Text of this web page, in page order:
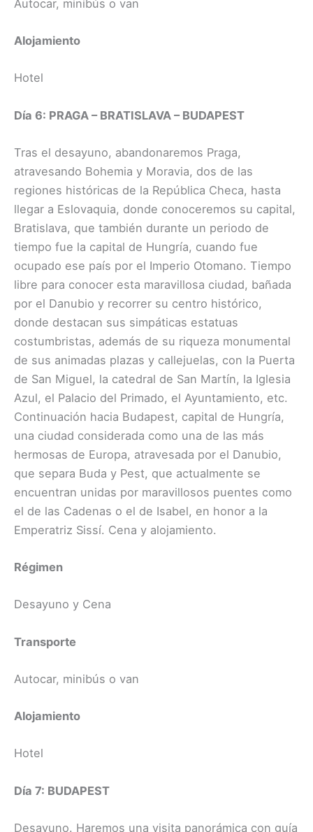
Autocar, minibús o van
Alojamiento
Hotel
Día 6: PRAGA – BRATISLAVA – BUDAPEST
Tras el desayuno, abandonaremos Praga,
atravesando Bohemia y Moravia, dos de las
regiones históricas de la República Checa, hasta
llegar a Eslovaquia, donde conoceremos su capital,
Bratislava, que también durante un periodo de
tiempo fue la capital de Hungría, cuando fue
ocupado ese país por el Imperio Otomano. Tiempo
libre para conocer esta maravillosa ciudad, bañada
por el Danubio y recorrer su centro histórico,
donde destacan sus simpáticas estatuas
costumbristas, además de su riqueza monumental
de sus animadas plazas y callejuelas, con la Puerta
de San Miguel, la catedral de San Martín, la Iglesia
Azul, el Palacio del Primado, el Ayuntamiento, etc.
Continuación hacia Budapest, capital de Hungría,
una ciudad considerada como una de las más
hermosas de Europa, atravesada por el Danubio,
que separa Buda y Pest, que actualmente se
encuentran unidas por maravillosos puentes como
el de las Cadenas o el de Isabel, en honor a la
Emperatriz Sissí. Cena y alojamiento.
Régimen
Desayuno y Cena
Transporte
Autocar, minibús o van
Alojamiento
Hotel
Día 7: BUDAPEST
Desayuno. Haremos una visita panorámica con guía